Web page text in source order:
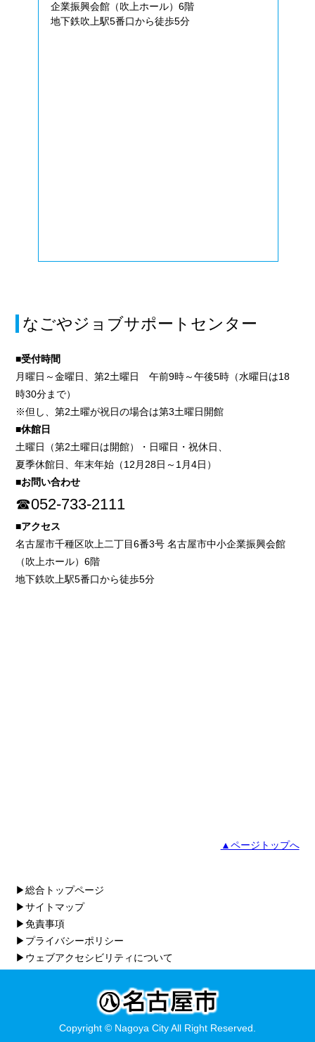
企業振興会館（吹上ホール）6階
地下鉄吹上駅5番口から徒歩5分
なごやジョブサポートセンター
■受付時間
月曜日～金曜日、第2土曜日 午前9時～午後5時（水曜日は18
時30分まで）
※但し、第2土曜が祝日の場合は第3土曜日開館
■休館日
土曜日（第2土曜日は開館）・日曜日・祝休日、
夏季休館日、年末年始（12月28日～1月4日）
■お問い合わせ
☎052-733-2111
■アクセス
名古屋市千種区吹上二丁目6番3号 名古屋市中小企業振興会館
（吹上ホール）6階
地下鉄吹上駅5番口から徒歩5分
▲ページトップへ
▶総合トップページ
▶サイトマップ
▶免責事項
▶プライバシーポリシー
▶ウェブアクセシビリティについて
Copyright © Nagoya City All Right Reserved.